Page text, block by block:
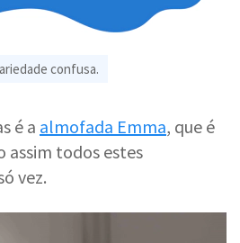
confusa.
é a almofada Emma, que é
assim todos estes
vez.